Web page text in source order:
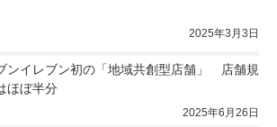
2025年3月3日
ンイレブン初の「地域共創型店舗」　店舗規
ほぼ半分
2025年6月26日